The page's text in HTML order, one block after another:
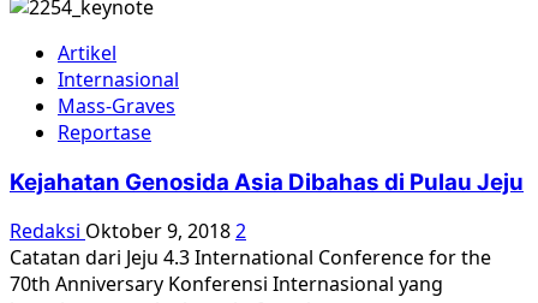
more
Jeju4.3
dan
Korelasinya
bagi
Artikel
Internasional
Mass-Graves
Reportase
Kejahatan Genosida Asia Dibahas di Pulau Jeju
Redaksi Oktober 9, 20182
Catatan dari Jeju 4.3 International Conference for the
70th Anniversary Konferensi Internasional yang